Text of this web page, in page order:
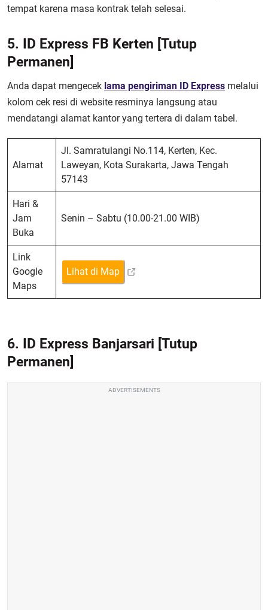
tempat karena masa kontrak telah selesai.
5. ID Express FB Kerten [Tutup
Permanen]
Anda dapat mengecek lama pengiriman ID Express melalui
kolom cek resi di website resminya langsung atau
mendatangi alamat kantor yang tertera di dalam tabel.
Alamat
Jl. Samratulangi No.114, Kerten, Kec.
Laweyan, Kota Surakarta, Jawa Tengah
57143
Hari &
Jam
Buka
Senin – Sabtu (10.00-21.00 WIB)
Link
Google
Maps
Lihat di Map
6. ID Express Banjarsari [Tutup
Permanen]
ADVERTISEMENTS